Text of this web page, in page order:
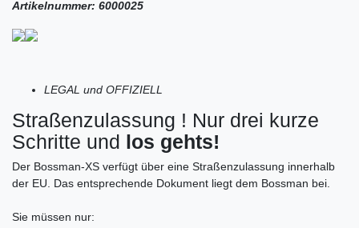
Artikelnummer: 6000025
LEGAL und OFFIZIELL
Straßenzulassung ! Nur drei kurze
Schritte und los gehts!
Der Bossman-XS verfügt über eine Straßenzulassung innerhalb
der EU. Das entsprechende Dokument liegt dem Bossman bei.
Sie müssen nur: